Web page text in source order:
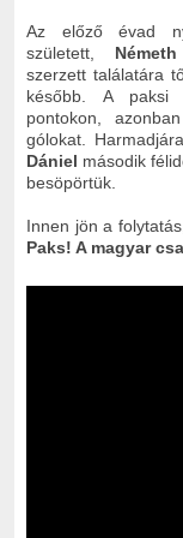
Az előző évad
született,
szerzett találatára
később. A paksi
pontokon,
gólokat.
Dániel második
besöpörtük.
Innen jön a
Paks! A magyar